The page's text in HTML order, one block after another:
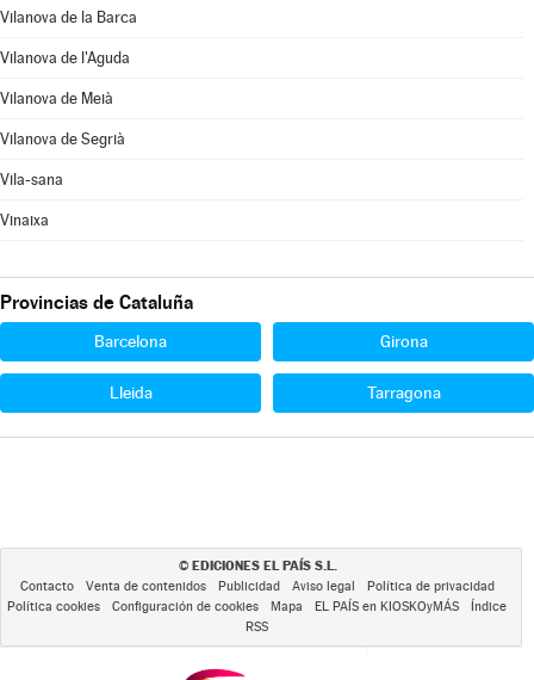
Vilanova de la Barca
Vilanova de l'Aguda
Vilanova de Meià
Vilanova de Segrià
Vila-sana
Vinaixa
Provincias de Cataluña
Barcelona Girona
Lleida Tarragona
© EDICIONES EL PAÍS S.L.
Contacto Venta de contenidos Publicidad Aviso legal
Política de privacidad
Política cookies
Configuración de cookies Mapa EL PAÍS en KIOSKOyMÁS
Índice
RSS